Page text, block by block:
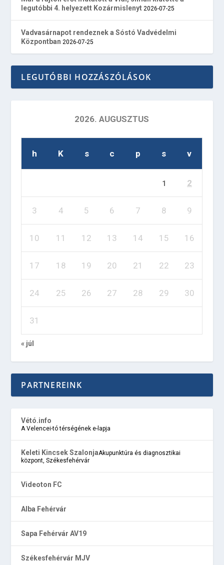
legutóbbi 4. helyezett Kozármislenyt 2026-07-25
Vadvasárnapot rendeznek a Sóstó Vadvédelmi
Központban 2026-07-25
LEGUTÓBBI HOZZÁSZÓLÁSOK
2026. AUGUSZTUS
h K s c p s v
1 2
3 4 5 6 7 8 9
10 11 12 13 14 15 16
17 18 19 20 21 22 23
24 25 26 27 28 29 30
31
« júl
PARTNEREINK
Vétó.info
A Velencei-tó térségének e-lapja
Keleti Kincsek SzalonjaAkupunktúra és diagnosztikai
központ, Székesfehérvár
Videoton FC
Alba Fehérvár
Sapa Fehérvár AV19
Székesfehérvár MJV